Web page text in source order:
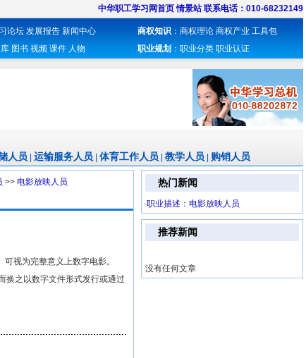
中华职工学习网首页 情景站 联系电话：010-68232149
商权知识 ： 商权理论 商权产业 工具包
论坛 发展报告 新闻中心
职业规划 ： 职业分类 职业认证
图书 视频 课件 人物
人员 运输服务人员 体育工作人员 教学人员 购销人员
热门新闻
·职业描述：电影放映人员
推荐新闻
没有任何文章
>> 电影放映人员
视为完整意义上数字电影。
之以数字文件形式发行或通过